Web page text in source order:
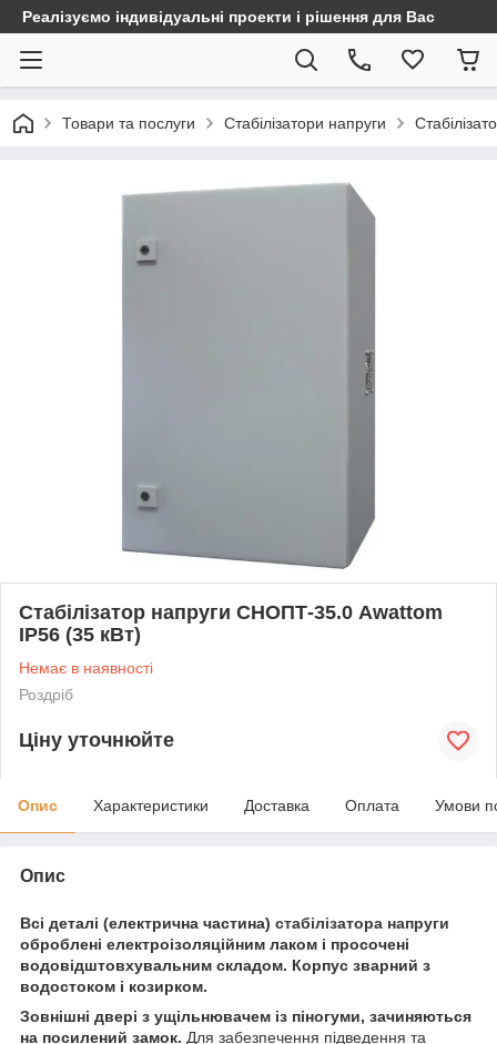
Реалізуємо індивідуальні проекти і рішення для Вас
Товари та послуги Стабілізатори напруги
Стабілізатор напруги СНОПТ-35.0 Awattom
IP56 (35 кВт)
Немає в наявності
Роздріб
Ціну уточнюйте
Опис Характеристики Доставка Оплата Умови
Опис
Всі деталі (електрична частина) стабілізатора напруги
оброблені електроізоляційним лаком і просочені
водовідштовхувальним складом. Корпус зварний з
водостоком і козирком.
Зовнішні двері з ущільнювачем із піногуми, зачиняються
на посилений замок. Для забезпечення підведення та